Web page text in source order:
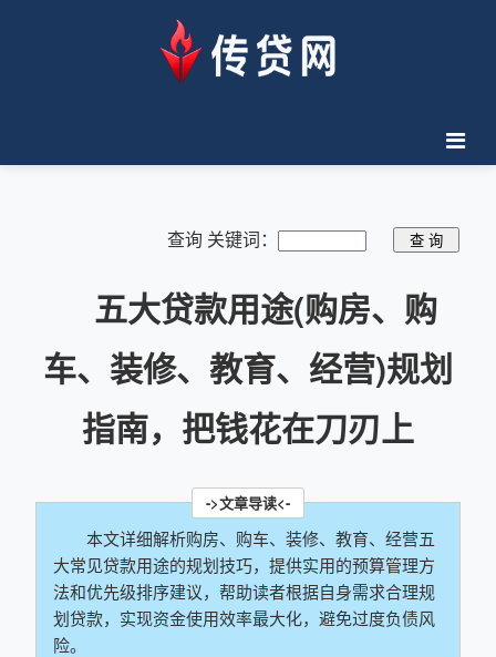
查询 关键词：
五大贷款用途(购房、购
车、装修、教育、经营)规划
指南，把钱花在刀刃上
本文详细解析购房、购车、装修、教育、经营五
大常见贷款用途的规划技巧，提供实用的预算管理方
法和优先级排序建议，帮助读者根据自身需求合理规
划贷款，实现资金使用效率最大化，避免过度负债风
险。